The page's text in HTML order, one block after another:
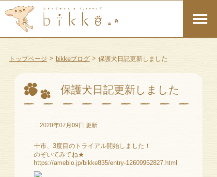
トップページ > bikkeブログ > 保護犬日記更新しました
保護犬日記更新しました
…2020年07月09日 更新
十市、3度目のトライアル開始しました！
のぞいてみてね★
https://ameblo.jp/bikke835/entry-12609952827.html